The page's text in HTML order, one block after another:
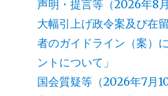
声明・提言等（2026年8
大幅引上げ政令案及び在
者のガイドライン（案）
ントについて」
国会質疑等（2026年7月